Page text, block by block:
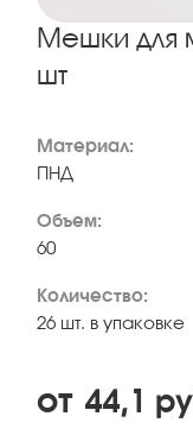
Мешки для
шт
Материал:
ПНД
Объем:
60
Количество:
26 шт. в упаковке
от 44,1